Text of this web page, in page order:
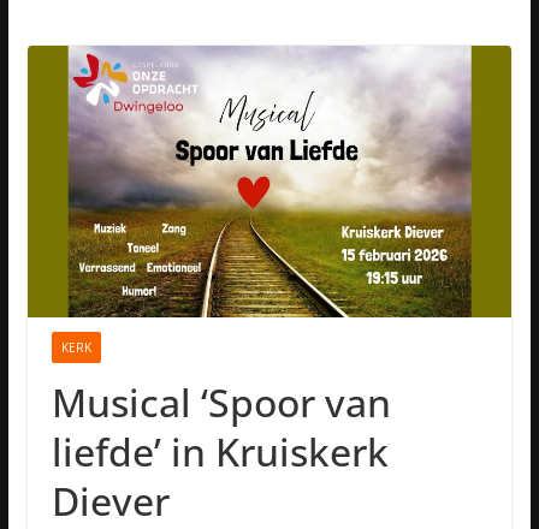
KERK
Musical ‘Spoor van
liefde’ in Kruiskerk
Diever